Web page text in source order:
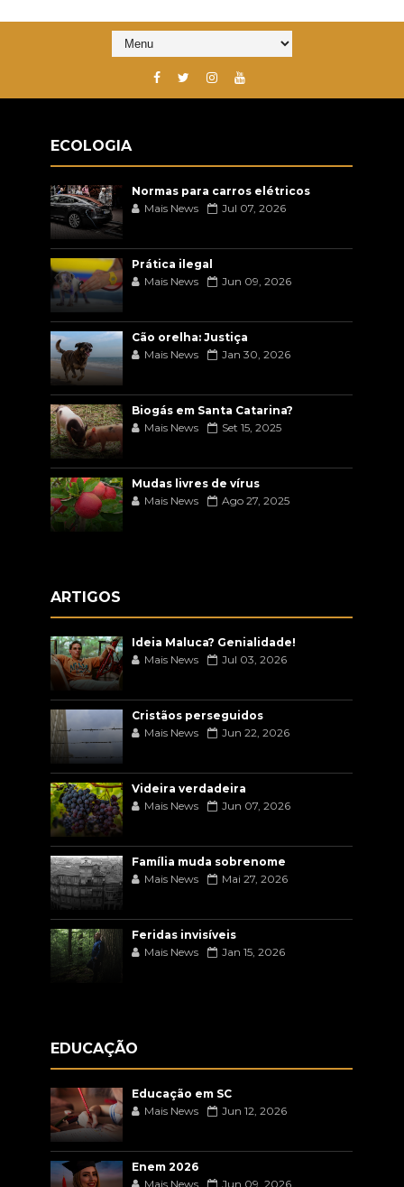
ECOLOGIA
Normas para carros elétricos
Mais News
Jul 07, 2026
Prática ilegal
Mais News
Jun 09, 2026
Cão orelha: Justiça
Mais News
Jan 30, 2026
Biogás em Santa Catarina?
Mais News
Set 15, 2025
Mudas livres de vírus
Mais News
Ago 27, 2025
ARTIGOS
Ideia Maluca? Genialidade!
Mais News
Jul 03, 2026
Cristãos perseguidos
Mais News
Jun 22, 2026
Videira verdadeira
Mais News
Jun 07, 2026
Família muda sobrenome
Mais News
Mai 27, 2026
Feridas invisíveis
Mais News
Jan 15, 2026
EDUCAÇÃO
Educação em SC
Mais News
Jun 12, 2026
Enem 2026
Mais News
Jun 09, 2026